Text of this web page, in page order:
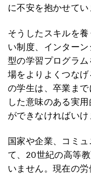
に不安を抱かせてい
そうしたスキルを
い制度、インター
型の学習プログラ
場をよりよくつな
の学生は、卒業ま
した意味のある実
ができなければいけ
国家や企業、コミ
て、20世紀の高等
いません。現在の